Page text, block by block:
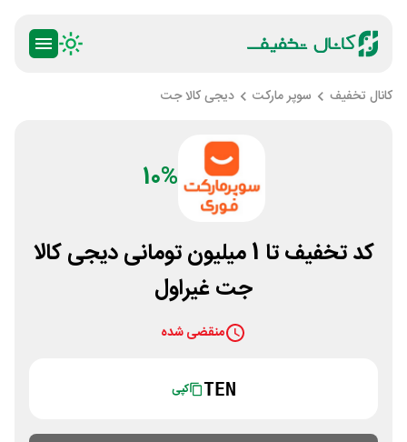
کانال تخفیف سوپر مارکت دیجی کالا جت
10%
کد تخفیف تا 1 میلیون تومانی دیجی کالا
جت غیراول
منقضی شده
TEN کپی